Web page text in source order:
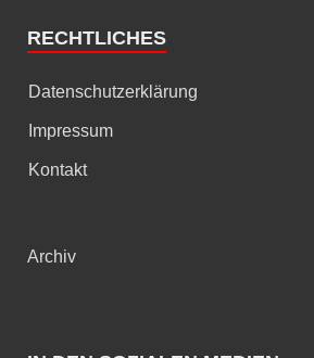
RECHTLICHES
Datenschutzerklärung
Impressum
Kontakt
Archiv